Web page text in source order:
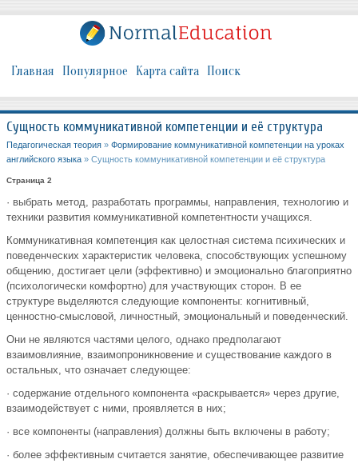
Главная Популярное Карта сайта Поиск
Сущность коммуникативной компетенции и её структура
Педагогическая теория » Формирование коммуникативной компетенции на уроках
английского языка » Сущность коммуникативной компетенции и её структура
Страница 2
· выбрать метод, разработать программы, направления, технологию и
техники развития коммуникативной компетентности учащихся.
Коммуникативная компетенция как целостная система психических и
поведенческих характеристик человека, способствующих успешному
общению, достигает цели (эффективно) и эмоционально благоприятно
(психологически комфортно) для участвующих сторон. В ее
структуре выделяются следующие компоненты: когнитивный,
ценностно-смысловой, личностный, эмоциональный и поведенческий.
Они не являются частями целого, однако предполагают
взаимовлияние, взаимопроникновение и существование каждого в
остальных, что означает следующее:
· содержание отдельного компонента «раскрывается» через другие,
взаимодействует с ними, проявляется в них;
· все компоненты (направления) должны быть включены в работу;
· более эффективным считается занятие, обеспечивающее развитие